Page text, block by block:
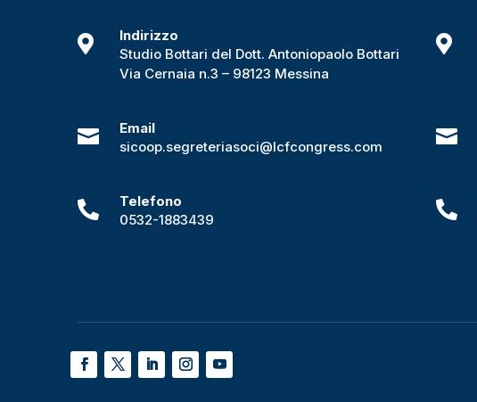

Indirizzo
Studio Bottari del Dott. Antoniopaolo Bottari
Via Cernaia n.3 – 98123 Messina

Email
sicoop.segreteriasoci@lcfcongress.com

Telefono
0532-1883439


